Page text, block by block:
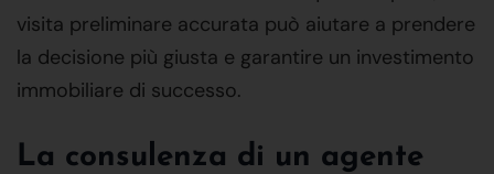
visita preliminare accurata può aiutare a prendere
la decisione più giusta e garantire un investimento
immobiliare di successo.
La consulenza di un agente